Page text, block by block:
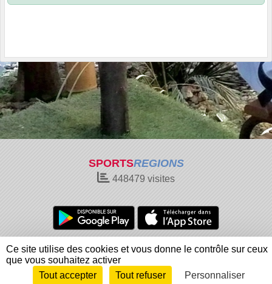
SPORTSREGIONS
448479 visites
Charte cookies
Gestion des cookies
Informations légales
Signaler un contenu inapproprié
Envie de participer ?
Connexion
Ce site utilise des cookies et vous donne le contrôle sur ceux
que vous souhaitez activer
Tout accepter
Tout refuser Personnaliser